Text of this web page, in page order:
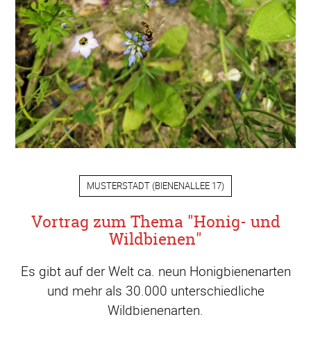
MUSTERSTADT (BIENENALLEE 17)
Vortrag zum Thema "Honig- und
Wildbienen"
Es gibt auf der Welt ca. neun Honigbienenarten
und mehr als 30.000 unterschiedliche
Wildbienenarten.